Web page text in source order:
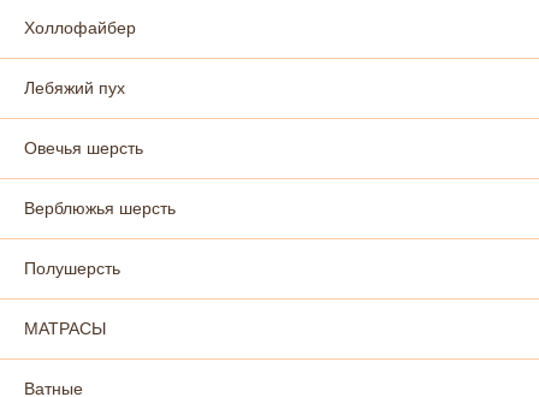
Холлофайбер
Лебяжий пух
Овечья шерсть
Верблюжья шерсть
Полушерсть
МАТРАСЫ
Ватные